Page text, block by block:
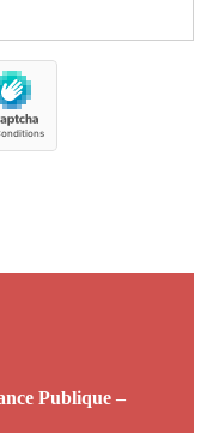
Publique –